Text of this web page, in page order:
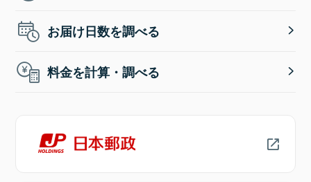
お届け日数を調べる
料金を計算・調べる